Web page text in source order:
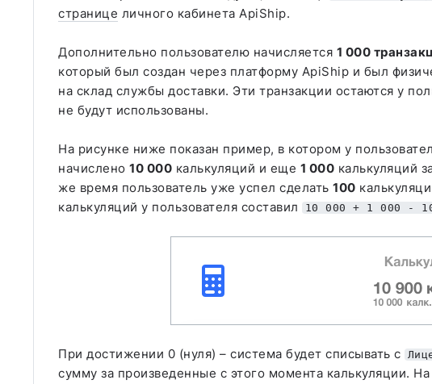
странице личного кабинета ApiShip.
Дополнительно пользователю начисляется 1 000
который был создан через платформу ApiShip и был
на склад службы доставки. Эти транзакции остаются у
не будут использованы.
На рисунке ниже показан пример, в котором у
начислено 10 000 калькуляций и еще 1 000 калькуляций
же время пользователь уже успел сделать 100
калькуляций у пользователя составил
10 000 + 1 000 -
При достижении 0 (нуля) – система будет списывать с
сумму за произведенные с этого момента калькуляции.